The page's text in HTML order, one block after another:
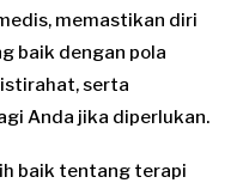
memastikan diri
baik dengan pola
serta
Anda jika diperlukan.
baik tentang terapi